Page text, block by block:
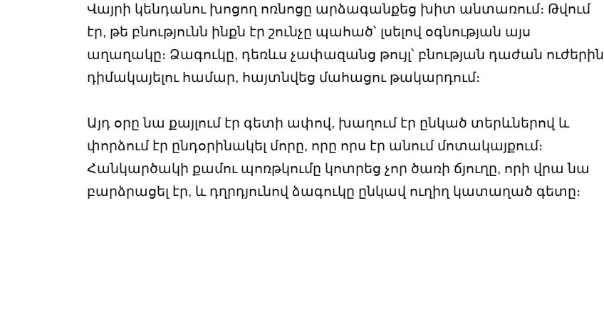
Վայրի կենդանու խոցող ոռնոցը արձագանքեց խիտ անտառում։ Թվում
էր, թե բնությունն ինքն էր շունչը պահած՝ լսելով օգնության այս
աղաղակը։ Ձագուկը, դեռևս չափազանց թույլ՝ բնության դաժան ուժերին
դիմակայելու համար, հայտնվեց մահացու թակարդում։
Այդ օրը նա քայլում էր գետի ափով, խաղում էր ընկած տերևներով և
փորձում էր ընդօրինակել մորը, որը որս էր անում մոտակայքում։
Հանկարծակի քամու պոռթկումը կոտրեց չոր ծառի ճյուղը, որի վրա նա
բարձրացել էր, և դղրդյունով ձագուկը ընկավ ուղիղ կատաղած գետը։